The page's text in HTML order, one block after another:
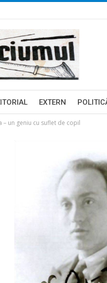
EXTERN
– un geniu cu suflet de copil